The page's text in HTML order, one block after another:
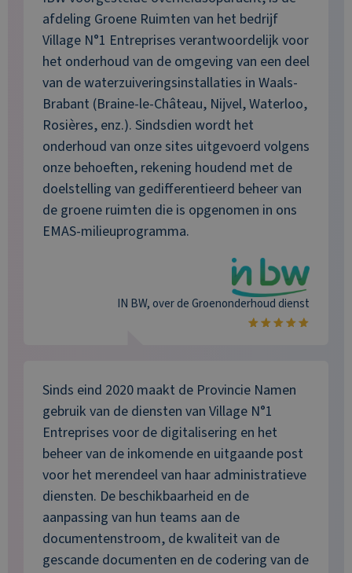
afdeling Groene Ruimten van het bedrijf
Village N°1 Entreprises verantwoordelijk voor
het onderhoud van de omgeving van een deel
van de waterzuiveringsinstallaties in Waals-
Brabant (Braine-le-Château, Nijvel, Waterloo,
Rosières, enz.). Sindsdien wordt het
onderhoud van onze sites uitgevoerd volgens
onze behoeften, rekening houdend met de
doelstelling van gedifferentieerd beheer van
de groene ruimten die is opgenomen in ons
EMAS-milieuprogramma.
IN BW, over deGroenonderhouddienst
Sinds eind 2020 maakt de Provincie Namen
gebruik van de diensten van Village N°1
Entreprises voor de digitalisering en het
beheer van de inkomende en uitgaande post
voor het merendeel van haar administratieve
diensten. De beschikbaarheid en de
aanpassing van hun teams aan de
documentenstroom, de kwaliteit van de
gescande documenten en de codering van de